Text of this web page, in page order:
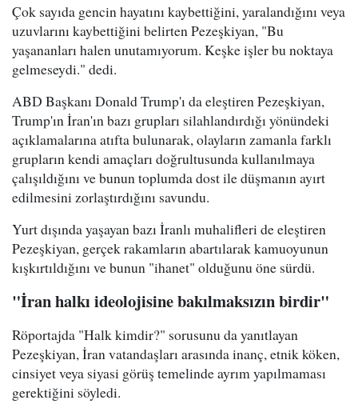
Çok sayıda gencin hayatını kaybettiğini, yaralandığını veya
uzuvlarını kaybettiğini belirten Pezeşkiyan, "Bu
yaşananları halen unutamıyorum. Keşke işler bu noktaya
gelmeseydi." dedi.
ABD Başkanı Donald Trump'ı da eleştiren Pezeşkiyan,
Trump'ın İran'ın bazı grupları silahlandırdığı yönündeki
açıklamalarına atıfta bulunarak, olayların zamanla farklı
grupların kendi amaçları doğrultusunda kullanılmaya
çalışıldığını ve bunun toplumda dost ile düşmanın ayırt
edilmesini zorlaştırdığını savundu.
Yurt dışında yaşayan bazı İranlı muhalifleri de eleştiren
Pezeşkiyan, gerçek rakamların abartılarak kamuoyunun
kışkırtıldığını ve bunun "ihanet" olduğunu öne sürdü.
"İran halkı ideolojisine bakılmaksızın birdir"
Röportajda "Halk kimdir?" sorusunu da yanıtlayan
Pezeşkiyan, İran vatandaşları arasında inanç, etnik köken,
cinsiyet veya siyasi görüş temelinde ayrım yapılmaması
gerektiğini söyledi.